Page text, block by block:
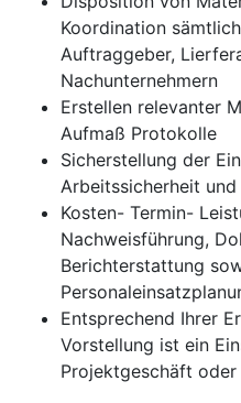
Koordination
Auftraggeber,
Nachunternehmern
Erstellen relevanter
Aufmaß Protokolle
Sicherstellung der
Arbeitssicherheit
Kosten- Termin-
Nachweisführung,
Berichterstattung
Entsprechend Ihrer
Vorstellung ist ein
Projektgeschäft